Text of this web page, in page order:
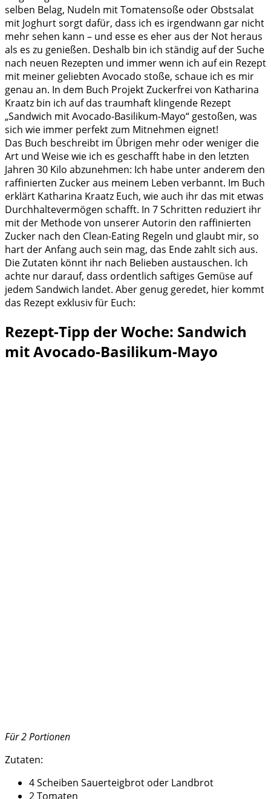
selben Belag, Nudeln mit Tomatensoße oder Obstsalat
mit Joghurt sorgt dafür, dass ich es irgendwann gar nicht
mehr sehen kann – und esse es eher aus der Not heraus
als es zu genießen. Deshalb bin ich ständig auf der Suche
nach neuen Rezepten und immer wenn ich auf ein Rezept
mit meiner geliebten Avocado stoße, schaue ich es mir
genau an. In dem Buch Projekt Zuckerfrei von Katharina
Kraatz bin ich auf das traumhaft klingende Rezept
„Sandwich mit Avocado-Basilikum-Mayo“ gestoßen, was
sich wie immer perfekt zum Mitnehmen eignet!
Das Buch beschreibt im Übrigen mehr oder weniger die
Art und Weise wie ich es geschafft habe in den letzten
Jahren 30 Kilo abzunehmen: Ich habe unter anderem den
raffinierten Zucker aus meinem Leben verbannt. Im Buch
erklärt Katharina Kraatz Euch, wie auch ihr das mit etwas
Durchhaltevermögen schafft. In 7 Schritten reduziert ihr
mit der Methode von unserer Autorin den raffinierten
Zucker nach den Clean-Eating Regeln und glaubt mir, so
hart der Anfang auch sein mag, das Ende zahlt sich aus.
Die Zutaten könnt ihr nach Belieben austauschen. Ich
achte nur darauf, dass ordentlich saftiges Gemüse auf
jedem Sandwich landet. Aber genug geredet, hier kommt
das Rezept exklusiv für Euch:
Rezept-Tipp der Woche: Sandwich
mit Avocado-Basilikum-Mayo
Für 2 Portionen
Zutaten:
4 Scheiben Sauerteigbrot oder Landbrot
2 Tomaten